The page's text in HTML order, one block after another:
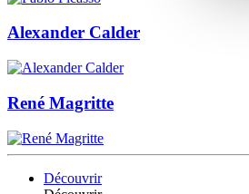
Alexander Calder
René Magritte
Découvrir